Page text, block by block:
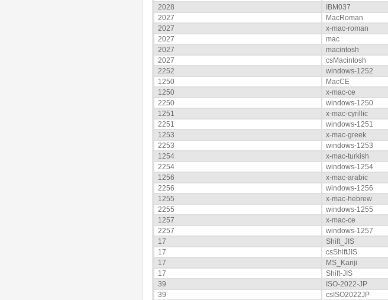
2028
IBM037
2027
MacRoman
2027
x-mac-roman
2027
mac
2027
macintosh
2027
csMacintosh
2252
windows-1252
1250
MacCE
1250
x-mac-ce
2250
windows-1250
1251
x-mac-cyrillic
2251
windows-1251
1253
x-mac-greek
2253
windows-1253
1254
x-mac-turkish
2254
windows-1254
1256
x-mac-arabic
2256
windows-1256
1255
x-mac-hebrew
2255
windows-1255
1257
x-mac-ce
2257
windows-1257
17
Shift_JIS
17
csShiftJIS
17
MS_Kanji
17
Shift-JIS
39
ISO-2022-JP
39
csISO2022JP